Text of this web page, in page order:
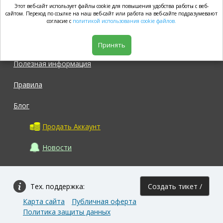
market.com
Полезная информация
Правила
Блог
Продать Аккаунт
Новости
Тех. поддержка: Создать тикет /
Карта сайта
Публичная оферта
Политика защиты данных
Этот веб-сайт использует файлы cookie для повышения удобства работы с веб-
сайтом. Переход по ссылке на наш веб-сайт или работа на веб-сайте подразумевают
согласие с политикой использования cookie файлов.
Принять